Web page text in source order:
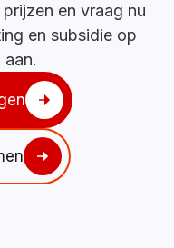
en vraag nu
en subsidie op